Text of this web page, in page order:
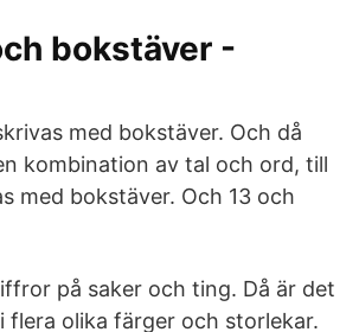
bokstäver -
med bokstäver. Och då
kombination av tal och ord, till
med bokstäver. Och 13 och
på saker och ting. Då är det
olika färger och storlekar.